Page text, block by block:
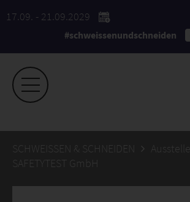
17.09. - 21.09.2029
#schweissenundschneiden
SCHWEISSEN & SCHNEIDEN
SAFETYTEST GmbH